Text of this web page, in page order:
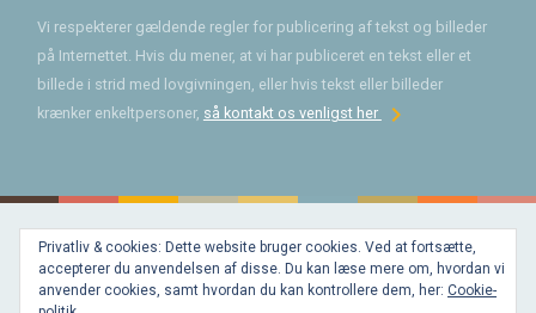
Vi respekterer gældende regler for publicering af tekst og billeder
på Internettet. Hvis du mener, at vi har publiceret en tekst eller et
billede i strid med lovgivningen, eller hvis tekst eller billeder
krænker enkeltpersoner, så kontakt os venligst herchevron_right
Bygget med
WordPressog
favoriteaf
Privatliv & cookies: Dette website bruger cookies. Ved at fortsætte,
accepterer du anvendelsen af disse. Du kan læse mere om, hvordan vi
anvender cookies, samt hvordan du kan kontrollere dem, her: Cookie-